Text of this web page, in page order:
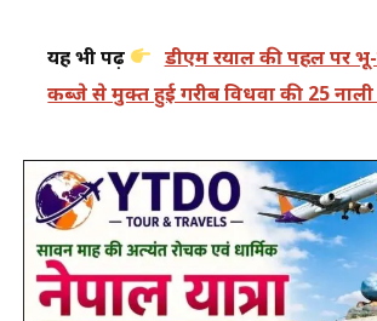
यह भी पढ़ें
डीएम रयाल की पहल पर
कब्जे से मुक्त हुई गरीब विधवा की 25